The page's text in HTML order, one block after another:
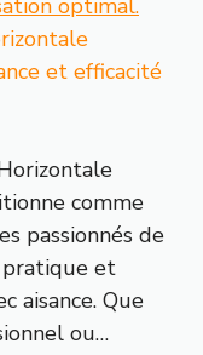
et efficacité
comme
passionnés de
pratique et
aisance. Que
ou…